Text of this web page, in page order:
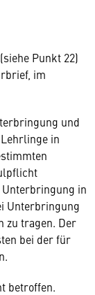
Punkt 22)
im
und
in
Unterbringung in
Unterbringung
zu tragen. Der
bei der für
betroffen.